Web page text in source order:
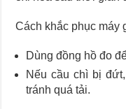
Cách khắc phục máy
Dùng đồng hồ đo
Nếu cầu chì bị
tránh quá tải.